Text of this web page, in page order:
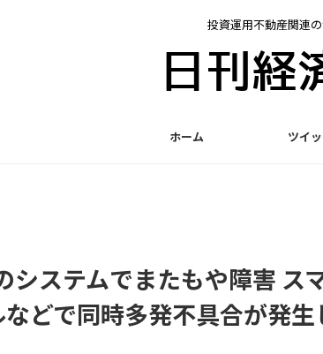
投資運用不動産関連
ホーム ツイ
システムでまたもや障害 ス
などで同時多発不具合が発